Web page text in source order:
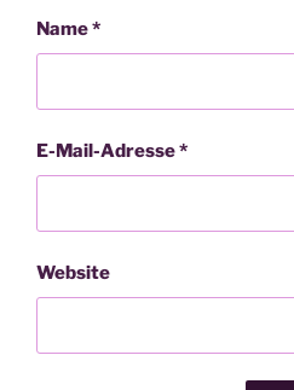
Name*
E-Mail-Adresse*
Website